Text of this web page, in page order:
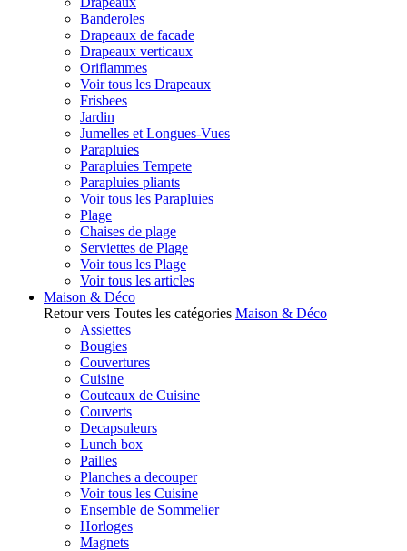
Banderoles
Drapeaux de facade
Drapeaux verticaux
Oriflammes
Voir tous les Drapeaux
Frisbees
Jardin
Jumelles et Longues-Vues
Parapluies
Parapluies Tempete
Parapluies pliants
Voir tous les Parapluies
Plage
Chaises de plage
Serviettes de Plage
Voir tous les Plage
Voir tous les articles
Maison & Déco
Retour vers Toutes les catégories Maison & Déco
Assiettes
Bougies
Couvertures
Cuisine
Couteaux de Cuisine
Couverts
Decapsuleurs
Lunch box
Pailles
Planches a decouper
Voir tous les Cuisine
Ensemble de Sommelier
Horloges
Magnets